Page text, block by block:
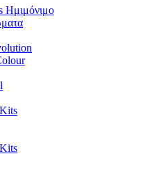
Ημιμόνιμο